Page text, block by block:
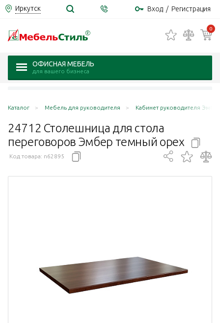
Иркутск Вход / Регистрация
0
ОФИСНАЯ МЕБЕЛЬ
для вашего бизнеса
Каталог Мебель для руководителя Кабинет руководителя
24712 Столешница для стола
переговоров Эмбер темный орех
Код товара: n62895